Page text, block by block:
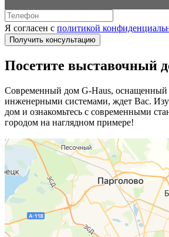
Я согласен с политикой
Получить консультацию
Посетите выставочный
Современный дом G-Haus, оснащенный
инженерными системами, ждет Вас.
дом и ознакомьтесь с современными
городом на наглядном примере!